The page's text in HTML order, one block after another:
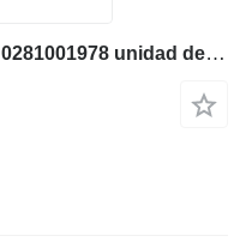
Bosch ECU Calculator pentru 0281001978 unidad de control para Hitachi 15 maquinaria de construcción